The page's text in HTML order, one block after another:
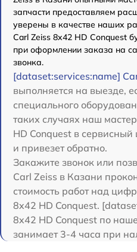
запчасти предоставляем
уверены в качестве наших
Carl Zeiss 8x42 HD Conquest
при оформлении заказа на
звонка.
[dataset:services:name]
выполняется на выезде,
специального
таких случаях наш
HD Conquest в
и привезет обратно.
Закажите звонок или
Carl Zeiss в Казани
стоимость работ над
8x42 HD Conquest.
8x42 HD Conquest по
занимает 3-4 часа при